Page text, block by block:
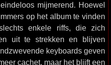
mijmerend. Hoewel
op het album te vinden
enkele riffs, die zich
uit te strekken en blijven
keyboards geven
cachet, maar het blijft een